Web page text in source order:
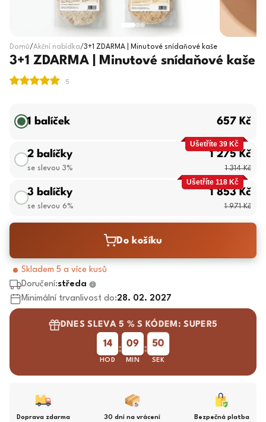
Domů/Akční nabídka/3+1 ZDARMA | Minutové snídaňové kaše
3+1 ZDARMA | Minutové snídaňové kaše
1 balíček 657 Kč
Ušetříte 39 Kč
2 balíčky
se slevou 3%
1 275 Kč
1 314 Kč
Ušetříte 118 Kč
3 balíčky
se slevou 6%
1 853 Kč
1 971 Kč
Do košíku
Skladem 5 a více kusů
Doručení:středa
Minimální trvanlivost do:28. 02. 2027
DNES SLEVA 5 % S KÓDEM: SUPER5
14
HOD
: 09
MIN
: 50
SEK
Doprava zdarma 30 dní na vrácení Bezpečná platba